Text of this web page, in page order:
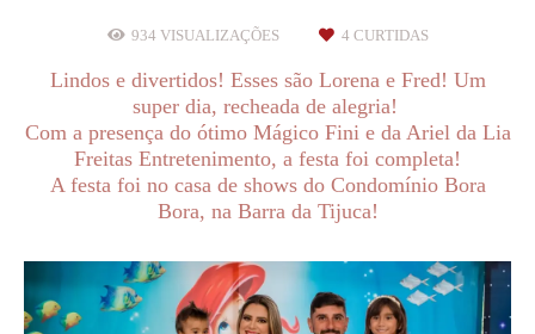
934 VISUALIZAÇÕES 4 CURTIDAS
Lindos e divertidos! Esses são Lorena e Fred! Um
super dia, recheada de alegria!
Com a presença do ótimo Mágico Fini e da Ariel da Lia
Freitas Entretenimento, a festa foi completa!
A festa foi no casa de shows do Condomínio Bora
Bora, na Barra da Tijuca!